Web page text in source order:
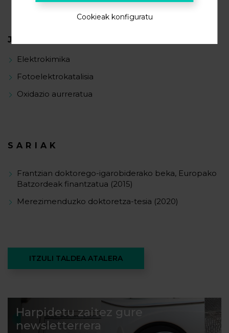
JARDUERA ZIENTIFIKOA
Elektrokimika
Fotoelektrokatalisia
Oxidazio aurreratua
SARIAK
Frantzian doktorego-igarobiderako beka, Europako
Batzordeak finantzatua (2015)
Merezimenduzko doktoretza-tesia (2020)
ITZULI TALDEA ATALERA
Harpidetu zaitez gure
newsletterrera
Cookieak konfiguratu